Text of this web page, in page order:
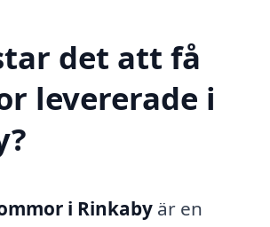
det att få
levererade i
i Rinkaby är en